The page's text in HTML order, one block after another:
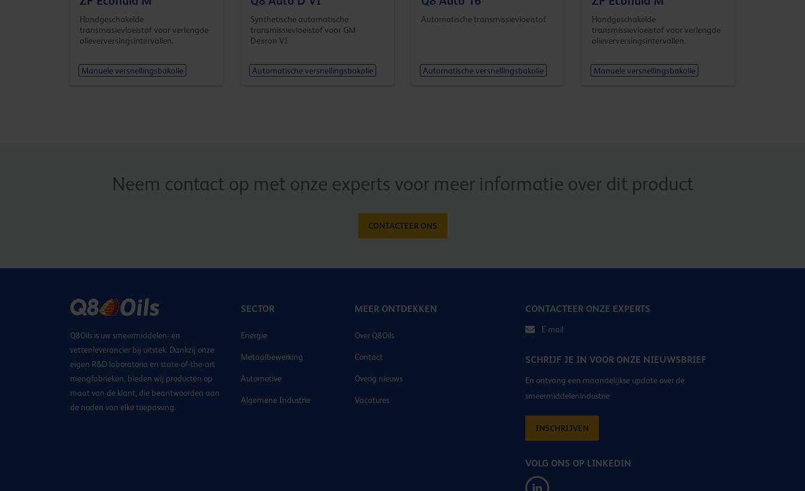
Handgeschakelde
transmissievloeistof voor verlengde
olieverversingsintervallen.
Manuele versnellingsbakolie
Synthetische automatische
transmissievloeistof voor GM
Dexron VI
Automatische versnellingsbakolie
Automatische transmissievloeistof
Automatische versnellingsbakolie
Handgeschakelde
transmissievloeistof voor verlengde
olieverversingsintervallen.
Manuele versnellingsbakolie
Neem contact op met onze experts voor meer informatie over dit product
CONTACTEER ONS
Q8Oils is uw smeermiddelen- en
vettenleverancier bij uitstek. Dankzij onze
eigen R&D laboratoria en state-of-the-art
mengfabrieken, bieden wij producten op
maat van de klant, die beantwoorden aan
de noden van elke toepassing.
SECTOR
Energie
Metaalbewerking
Automotive
Algemene Industrie
MEER ONTDEKKEN
Over Q8Oils
Contact
Overig nieuws
Vacatures
CONTACTEER ONZE EXPERTS
E-mail
SCHRIJF JE IN VOOR ONZE NIEUWSBRIEF
En ontvang een maandelijkse update over de
smeermiddelenindustrie
INSCHRIJVEN
VOLG ONS OP LINKEDIN